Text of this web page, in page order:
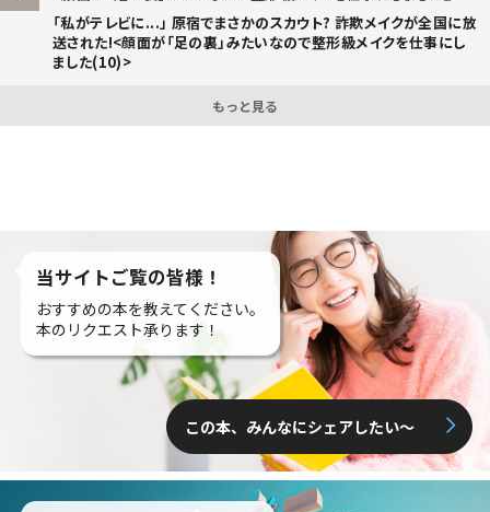
「私がテレビに...」 原宿でまさかのスカウト? 詐欺メイクが全国に放
送された!<顔面が「足の裏」みたいなので整形級メイクを仕事にし
ました(10)>
もっと見る
当サイトご覧の皆様！
おすすめの本を教えてください。
本のリクエスト承ります！
この本、みんなにシェアしたい〜